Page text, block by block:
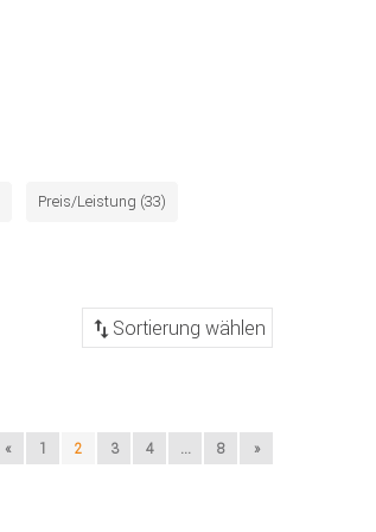
Preis/Leistung (33)
« 1 2 3 4 ... 8 »